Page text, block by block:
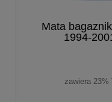
Mata
1994-
zawiera 23%